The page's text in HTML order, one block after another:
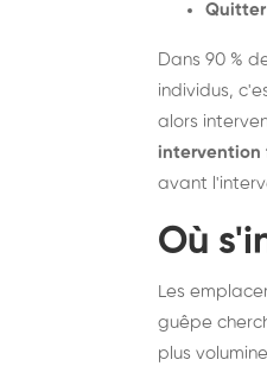
Quitter
Dans 90 %
individus,
alors
intervention
avant
Où
Les
guêpe
plus